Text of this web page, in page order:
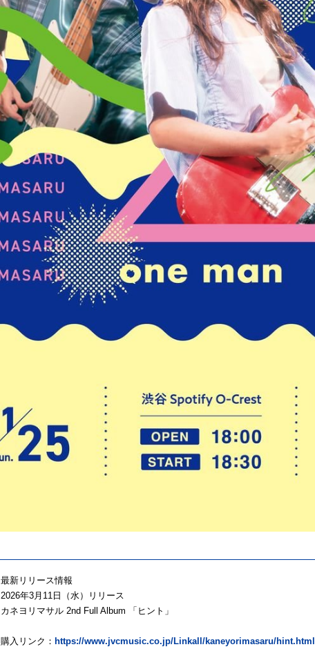
最新リリース情報
2026年3月11日（水）リリース
カネヨリマサル 2nd Full Album 「ヒント」
購入リンク： https://www.jvcmusic.co.jp/Linkall/kaneyorimasaru/hint.html